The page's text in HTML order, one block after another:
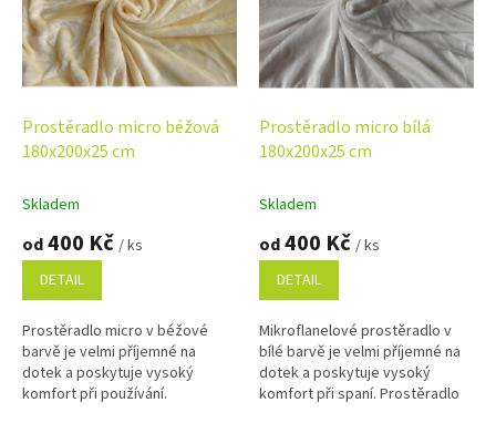
p
Prostěradlo micro béžová
180x200x25 cm
Skladem
od400 Kč / ks
DETAIL
Prostěradlo micro v béžové
barvě je velmi příjemné na
dotek a poskytuje vysoký
komfort při používání.
Prostěradlo micro bílá
180x200x25 cm
Skladem
od400 Kč / ks
DETAIL
Mikroflanelové prostěradlo v
bílé barvě je velmi příjemné na
dotek a poskytuje vysoký
komfort při spaní. Prostěradlo